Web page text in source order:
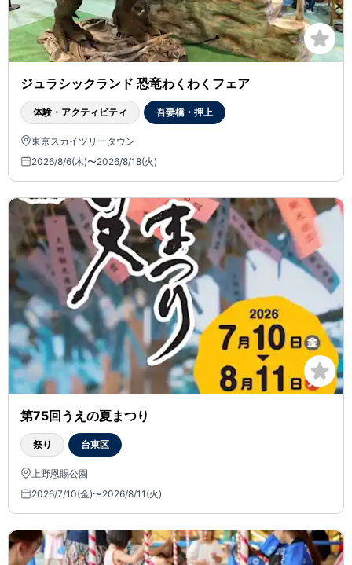
ジュラシックランド 恐竜わくわくフェア
体験・アクティビティ 吾妻橋・押上
東京スカイツリータウン
2026/8/6(木)〜2026/8/18(火)
第75回うえの夏まつり
祭り 台東区
上野恩賜公園
2026/7/10(金)〜2026/8/11(火)